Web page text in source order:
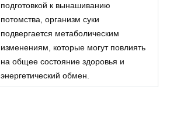
подготовкой к вынашиванию
потомства, организм суки
подвергается метаболическим
изменениям, которые могут повлиять
на общее состояние здоровья и
энергетический обмен.